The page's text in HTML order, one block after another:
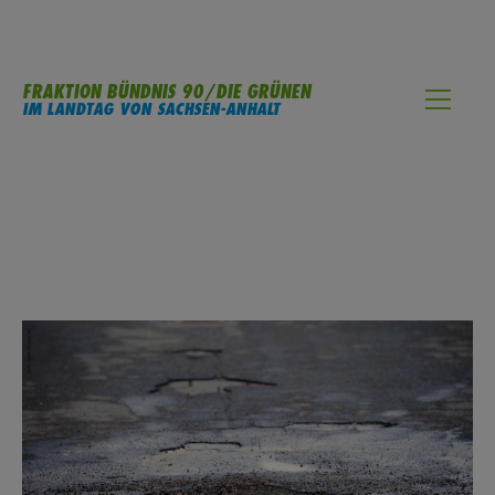
FRAKTION BÜNDNIS 90/DIE GRÜNEN
IM LANDTAG VON SACHSEN-ANHALT